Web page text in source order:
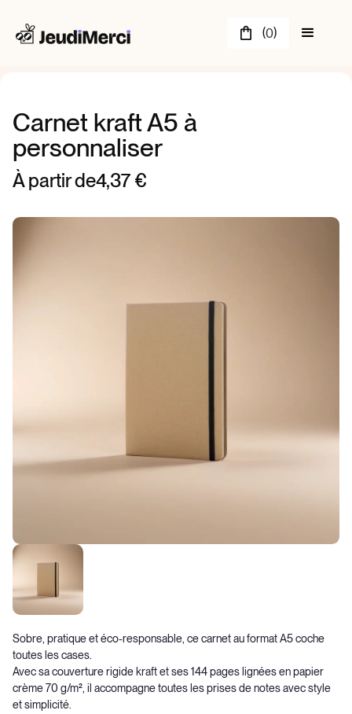
(0)
Carnet kraft A5 à
personnaliser
À partir de4,37 €
Sobre, pratique et éco-responsable, ce carnet au format A5 coche
toutes les cases.
Avec sa couverture rigide kraft et ses 144 pages lignées en papier
crème 70 g/m², il accompagne toutes les prises de notes avec style
et simplicité.